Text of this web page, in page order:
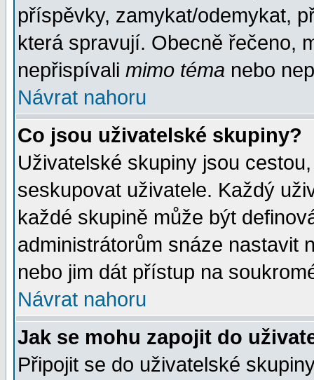
příspěvky, zamykat/odemykat,
která spravují. Obecně řečeno,
nepřispívali mimo téma nebo
Návrat nahoru
Co jsou uživatelské skupiny?
Uživatelské skupiny jsou
seskupovat uživatele. Každý
každé skupině může být
administrátorům snáze nastavit
nebo jim dát přístup na
Návrat nahoru
Jak se mohu zapojit do
Připojit se do uživatelské